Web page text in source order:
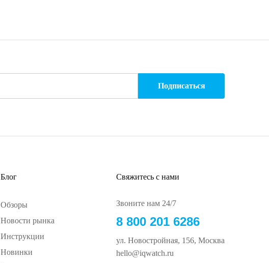
Блог
Обзоры
Новости рынка
Инструкции
Новинки
Свяжитесь с нами
Звоните нам 24/7
8 800 201 6286
ул. Новостройная, 156, Москва
hello@iqwatch.ru